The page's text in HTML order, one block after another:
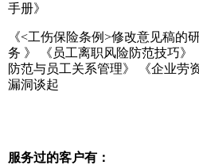
手册》
《<工伤保险条例>修改意见稿的
务 》 《员工离职风险防范技巧》
防范与员工关系管理》 《企业劳
漏洞谈起
服务过的客户有：